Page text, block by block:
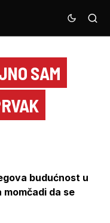
SAM
budućnost u
da se